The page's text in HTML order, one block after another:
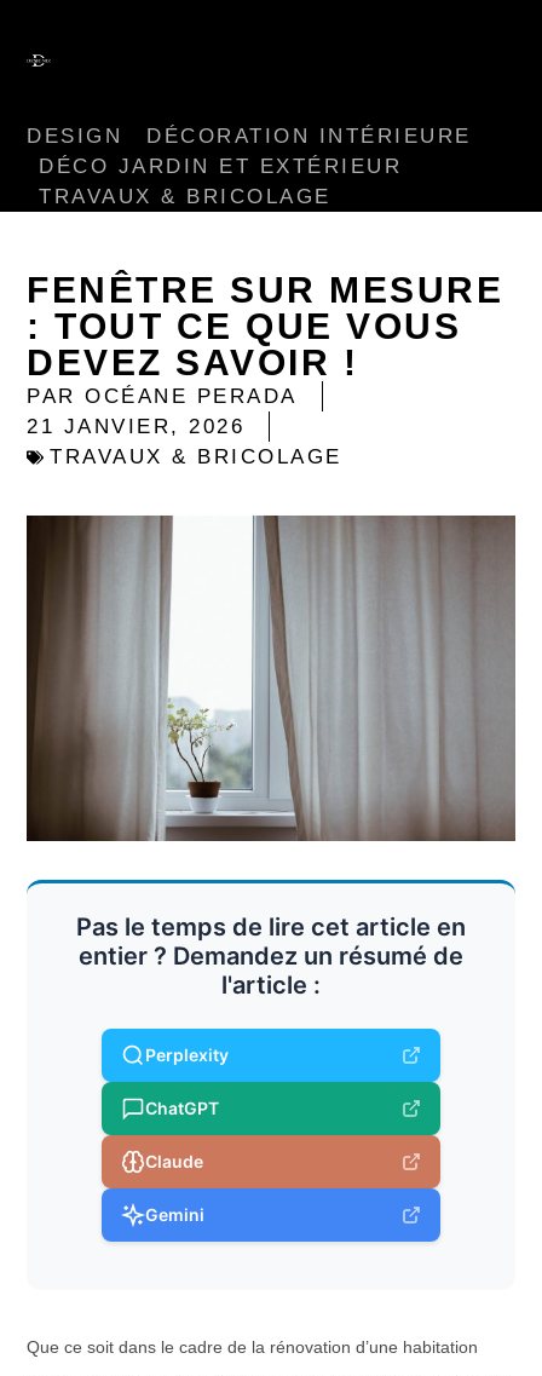
DESIGN
DÉCORATION INTÉRIEURE
DÉCO JARDIN ET EXTÉRIEUR
TRAVAUX & BRICOLAGE
FENÊTRE SUR MESURE
: TOUT CE QUE VOUS
DEVEZ SAVOIR !
PAR OCÉANE PERADA
21 JANVIER, 2026
TRAVAUX & BRICOLAGE
Pas le temps de lire cet article en
entier ? Demandez un résumé de
l'article :
Perplexity
ChatGPT
Claude
Gemini
Que ce soit dans le cadre de la rénovation d’une habitation